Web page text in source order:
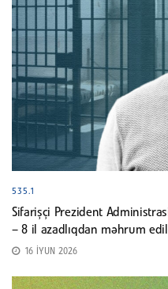
535.1
Sifarişçi Prezident
– 8 il azadlıqdan məhrum
16 İYUN 2026